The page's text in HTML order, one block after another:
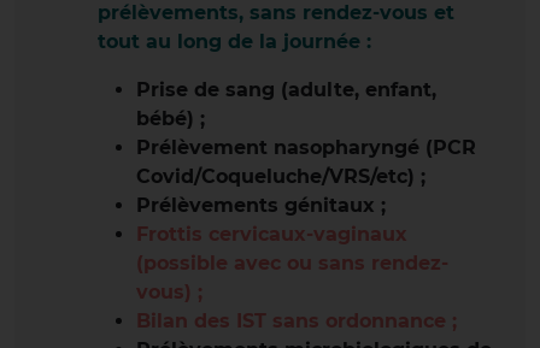
ROMANS GAMBETTA
SAINT-PÉRAY
SAINT RAMBERT D'ALBON
SAINT SYMPHORIEN D'OZON
SAINT VALLIER
SAINT-CHAMOND
prélèvements, sans rendez-vous et
tout au long de la journée :
Prise de sang (adulte, enfant,
bébé) ;
Prélèvement nasopharyngé (PCR
Covid/Coqueluche/VRS/etc) ;
Prélèvements génitaux ;
Frottis cervicaux-vaginaux
(possible avec ou sans rendez-
vous) ;
Bilan des IST sans ordonnance ;